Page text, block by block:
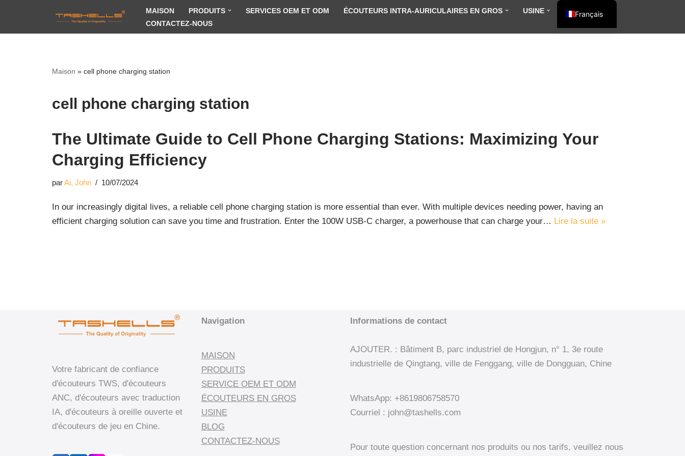
MAISON PRODUITS SERVICES OEM ET ODM ÉCOUTEURS INTRA-AURICULAIRES EN GROS USINE
BLOG
CONTACTEZ-NOUS
Maison » cell phone charging station
cell phone charging station
The Ultimate Guide to Cell Phone Charging Stations: Maximizing Your
Charging Efficiency
parAi, John 10/07/2024
In our increasingly digital lives, a reliable cell phone charging station is more essential than ever. With multiple devices needing power, having an
efficient charging solution can save you time and frustration. Enter the 100W USB-C charger, a powerhouse that can charge your… Lire la suite »
Votre fabricant de confiance
d'écouteurs TWS, d'écouteurs
ANC, d'écouteurs avec traduction
IA, d'écouteurs à oreille ouverte et
d'écouteurs de jeu en Chine.
Navigation
MAISON
PRODUITS
SERVICE OEM ET ODM
ÉCOUTEURS EN GROS
USINE
BLOG
CONTACTEZ-NOUS
Informations de contact
AJOUTER. : Bâtiment B, parc industriel de Hongjun, n° 1, 3e route
industrielle de Qingtang, ville de Fenggang, ville de Dongguan, Chine
WhatsApp: +8619806758570
Courriel : john@tashells.com
Pour toute question concernant nos produits ou nos tarifs, veuillez nous
Français
English